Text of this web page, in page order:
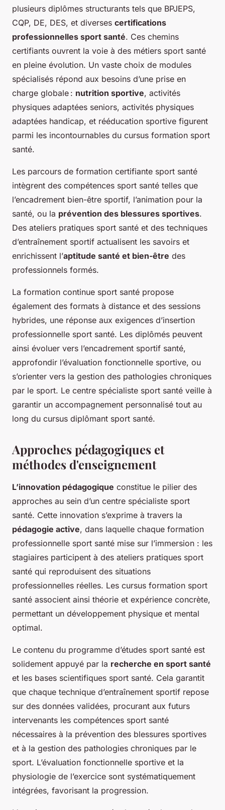
plusieurs diplômes structurants tels que BPJEPS,
CQP, DE, DES, et diverses certifications
professionnelles sport santé. Ces chemins
certifiants ouvrent la voie à des métiers sport santé
en pleine évolution. Un vaste choix de modules
spécialisés répond aux besoins d’une prise en
charge globale : nutrition sportive, activités
physiques adaptées seniors, activités physiques
adaptées handicap, et rééducation sportive figurent
parmi les incontournables du cursus formation sport
santé.
Les parcours de formation certifiante sport santé
intègrent des compétences sport santé telles que
l’encadrement bien-être sportif, l’animation pour la
santé, ou la prévention des blessures sportives.
Des ateliers pratiques sport santé et des techniques
d’entraînement sportif actualisent les savoirs et
enrichissent l’aptitude santé et bien-être des
professionnels formés.
La formation continue sport santé propose
également des formats à distance et des sessions
hybrides, une réponse aux exigences d’insertion
professionnelle sport santé. Les diplômés peuvent
ainsi évoluer vers l’encadrement sportif santé,
approfondir l’évaluation fonctionnelle sportive, ou
s’orienter vers la gestion des pathologies chroniques
par le sport. Le centre spécialiste sport santé veille à
garantir un accompagnement personnalisé tout au
long du cursus diplômant sport santé.
Approches pédagogiques et
méthodes d'enseignement
L’innovation pédagogique constitue le pilier des
approches au sein d’un centre spécialiste sport
santé. Cette innovation s’exprime à travers la
pédagogie active, dans laquelle chaque formation
professionnelle sport santé mise sur l’immersion : les
stagiaires participent à des ateliers pratiques sport
santé qui reproduisent des situations
professionnelles réelles. Les cursus formation sport
santé associent ainsi théorie et expérience concrète,
permettant un développement physique et mental
optimal.
Le contenu du programme d’études sport santé est
solidement appuyé par la recherche en sport santé
et les bases scientifiques sport santé. Cela garantit
que chaque technique d’entraînement sportif repose
sur des données validées, procurant aux futurs
intervenants les compétences sport santé
nécessaires à la prévention des blessures sportives
et à la gestion des pathologies chroniques par le
sport. L’évaluation fonctionnelle sportive et la
physiologie de l’exercice sont systématiquement
intégrées, favorisant la progression.